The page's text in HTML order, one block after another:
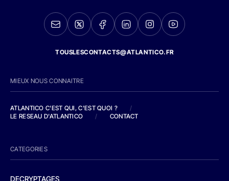
TOUSLESCONTACTS@ATLANTICO.FR
MIEUX NOUS CONNAITRE
ATLANTICO C'EST QUI, C'EST QUOI ?
/
LE RESEAU D'ATLANTICO
/ CONTACT
CATEGORIES
DECRYPTAGES